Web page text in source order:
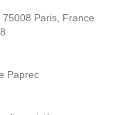
75008 Paris, France
Paprec